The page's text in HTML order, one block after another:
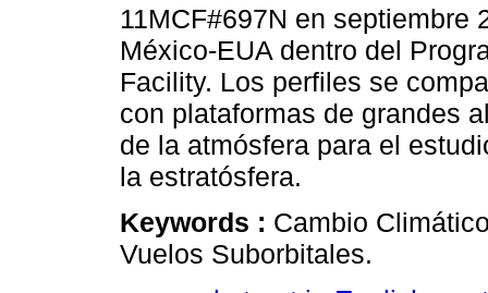
11MCF#697N en septiembre
México-EUA dentro del
Facility. Los perfiles se
con plataformas de grandes
de la atmósfera para el
la estratósfera.
Keywords : Cambio
Vuelos Suborbitales.